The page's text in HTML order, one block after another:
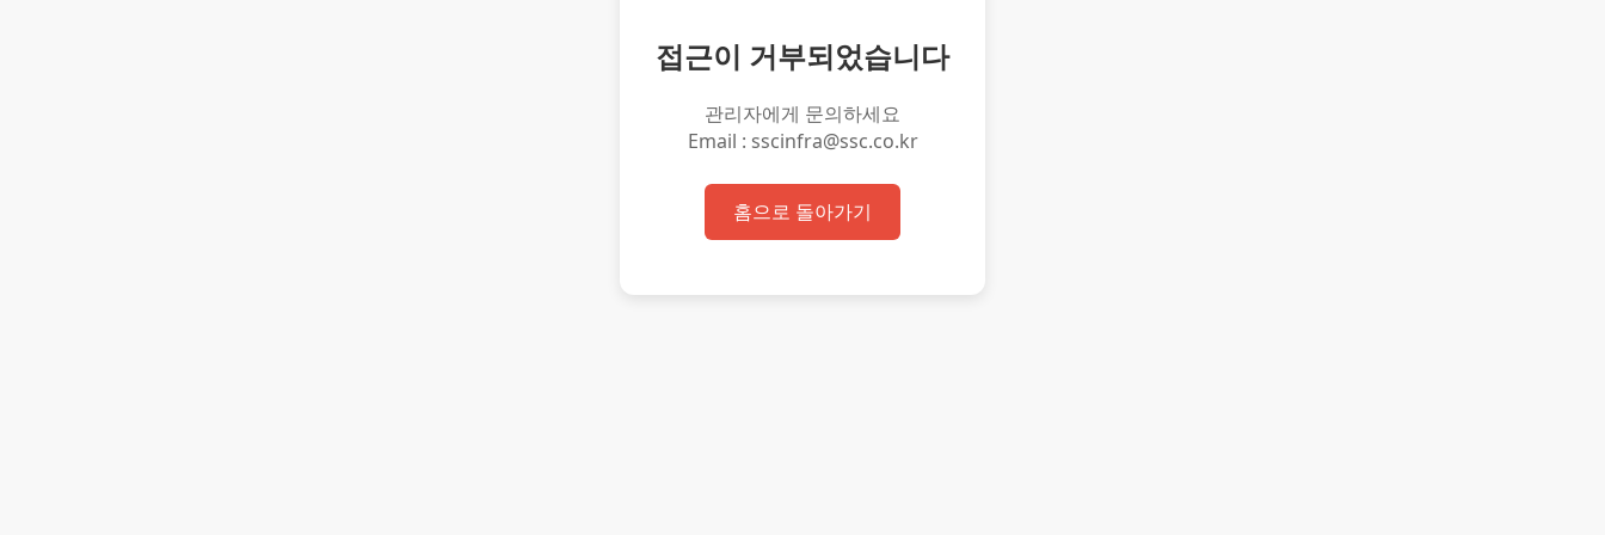
접근이 거부되었습니다
관리자에게 문의하세요
Email : sscinfra@ssc.co.kr
홈으로 돌아가기